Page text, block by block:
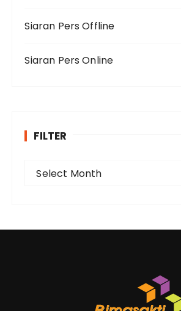
Siaran Pers Offline
Siaran Pers Online
FILTER
e
Select Month